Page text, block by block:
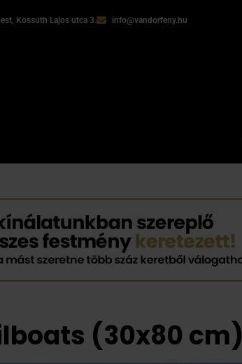
Kossuth Lajos utca 3. info@vandorfeny.hu
(30x80 cm)